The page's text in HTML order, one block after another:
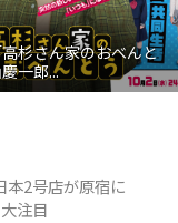
杉さん家のおべんと
一郎...
2号店が原宿に
注目